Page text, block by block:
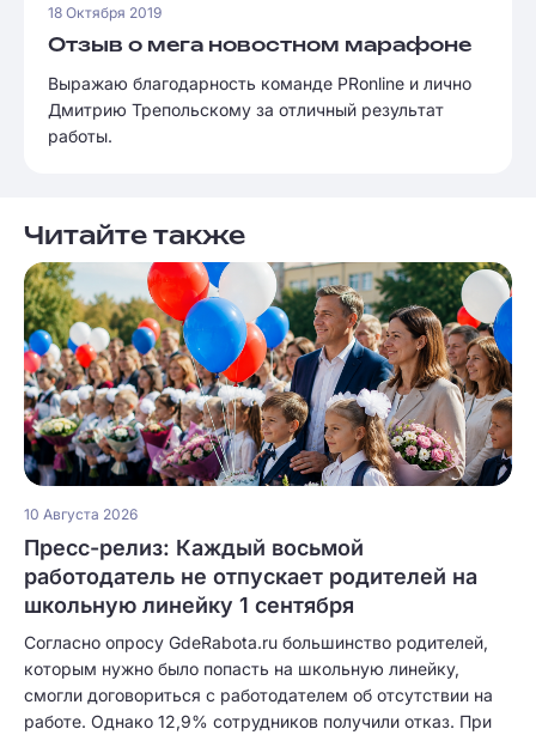
18 Октября 2019
Отзыв о мега новостном марафоне
Выражаю благодарность команде PRonline и лично
Дмитрию Трепольскому за отличный результат
работы.
Читайте также
10 Августа 2026
Пресс-релиз: Каждый восьмой
работодатель не отпускает родителей на
школьную линейку 1 сентября
Согласно опросу GdeRabota.ru большинство родителей,
которым нужно было попасть на школьную линейку,
смогли договориться с работодателем об отсутствии на
работе. Однако 12,9% сотрудников получили отказ. При